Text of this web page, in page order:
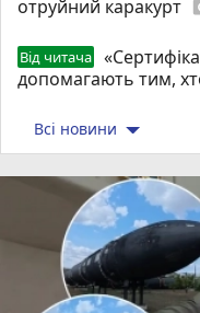
отруйний каракурт
Від читача
допомагають тим,
Всі новини